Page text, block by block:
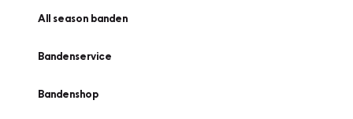
All season banden
Bandenservice
Bandenshop